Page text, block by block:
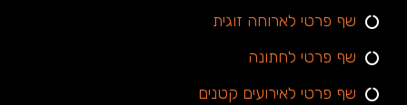
שף פרטי לארוחה זוגית
שף פרטי לחתונה
שף פרטי לאירועים קטנים